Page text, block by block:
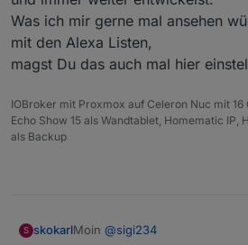
Was ich mir gerne mal ansehen
mit den Alexa Listen,
magst Du das auch mal hier
IOBroker mit Proxmox auf Celeron Nuc mit 16
Echo Show 15 als Wandtablet, Homematic IP,
als Backup
S skokarlMoin @sigi234